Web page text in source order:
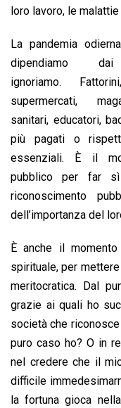
loro lavoro, le
La pandemia
dipendiamo
ignoriamo.
supermercati,
sanitari, educatori,
più pagati o
essenziali. È il
pubblico per far
riconoscimento
dell’importanza del
È anche il
spirituale, per
meritocratica. Dal
grazie ai quali ho
società che
puro caso ho? O in
nel credere che il
difficile
la fortuna gioca